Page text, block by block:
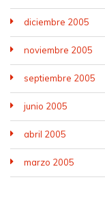
diciembre 2005
noviembre 2005
septiembre 2005
junio 2005
abril 2005
marzo 2005